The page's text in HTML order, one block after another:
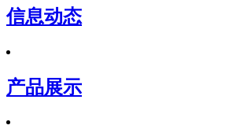
信息动态
产品展示